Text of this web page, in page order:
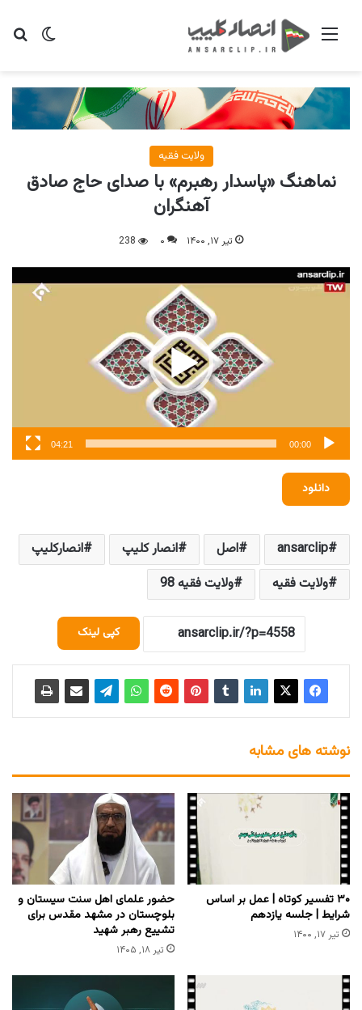
تغییر منو
ولایت فقیه
نماهنگ «پاسدار رهبرم» با صدای حاج صادق
آهنگران
تیر ۱۷, ۱۴۰۰ ۰ 238
نمایشگر
ویدیو
00:00
04:21
دانلود
ansarclip اصل انصار کلیپ
انصارکلیپ
ولایت فقیه
ولایت فقیه 98
کپی لینک
نوشته های مشابه
۳۰ تفسیر کوتاه | عمل بر اساس
شرایط | جلسه یازدهم
تیر ۱۷, ۱۴۰۰
حضور علمای اهل سنت سیستان و
بلوچستان در مشهد مقدس برای
تشییع رهبر شهید
تیر ۱۸, ۱۴۰۵